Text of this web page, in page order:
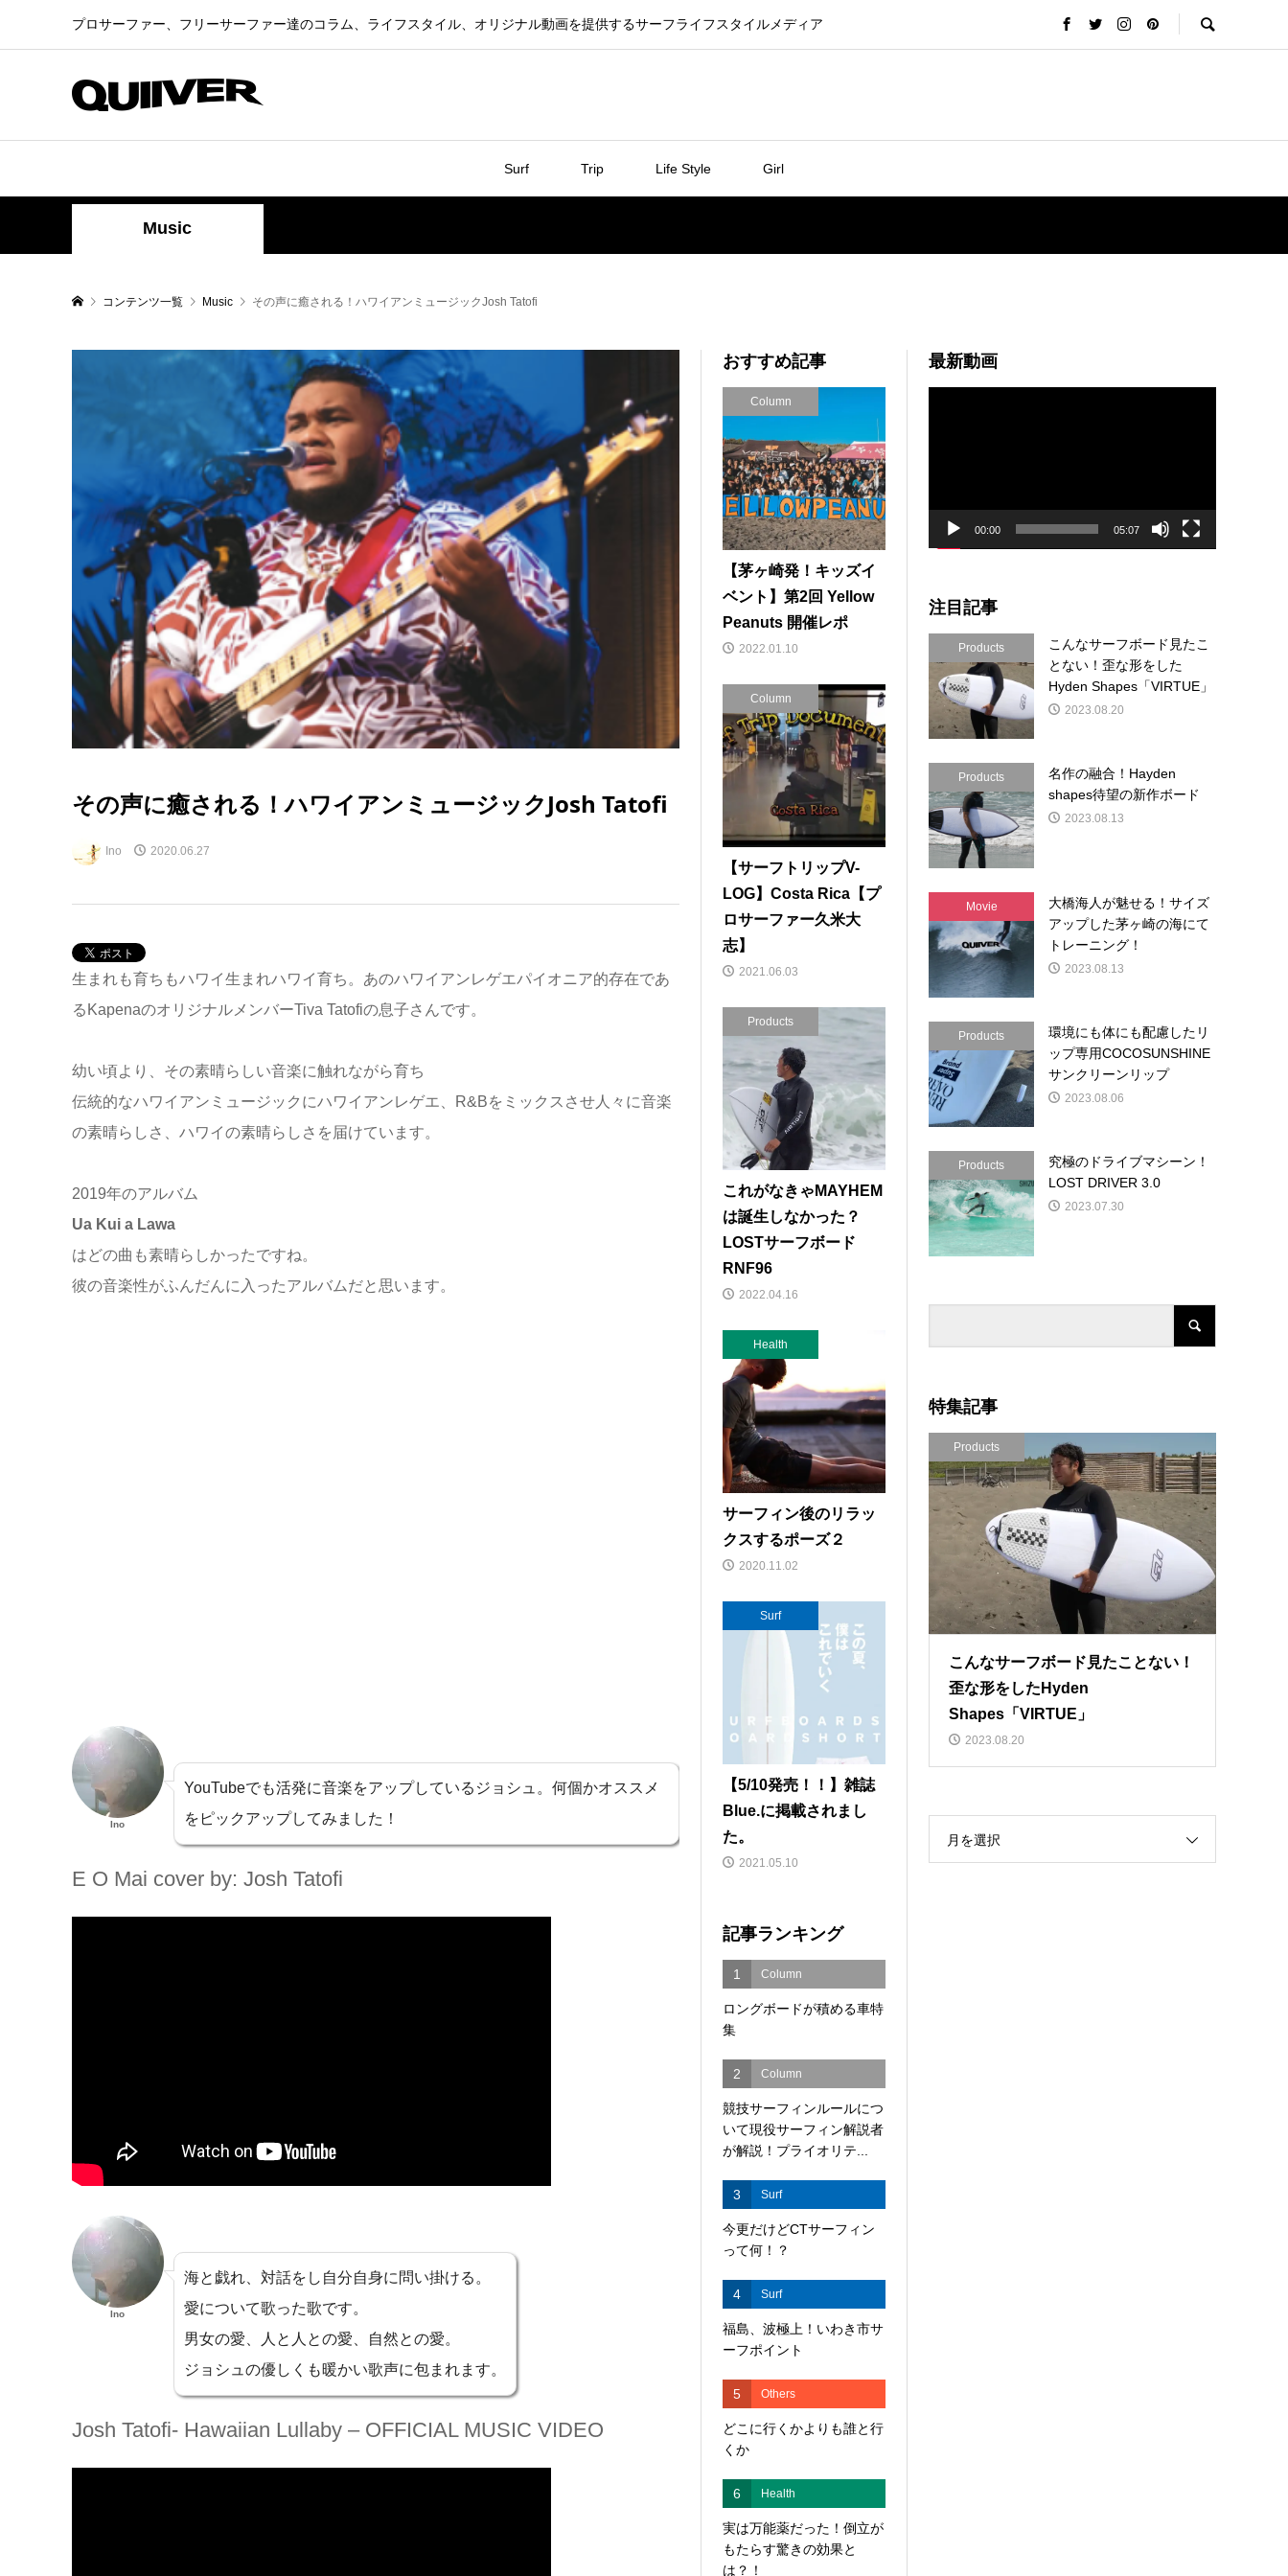
プロサーファー、フリーサーファー達のコラム、ライフスタイル、オリジナル動画を提供するサーフライフスタイルメディア
Surf Trip Life Style Girl
Music
コンテンツ一覧 Music その声に癒される！ハワイアンミュージックJosh Tatofi
その声に癒される！ハワイアンミュージックJosh Tatofi
Ino 2020.06.27
生まれも育ちもハワイ生まれハワイ育ち。あのハワイアンレゲエパイオニア的存在であ
るKapenaのオリジナルメンバーTiva Tatofiの息子さんです。
幼い頃より、その素晴らしい音楽に触れながら育ち
伝統的なハワイアンミュージックにハワイアンレゲエ、R&Bをミックスさせ人々に音楽
の素晴らしさ、ハワイの素晴らしさを届けています。
2019年のアルバム
Ua Kui a Lawa
はどの曲も素晴らしかったですね。
彼の音楽性がふんだんに入ったアルバムだと思います。
Ino
YouTubeでも活発に音楽をアップしているジョシュ。何個かオススメ
をピックアップしてみました！
E O Mai cover by: Josh Tatofi
Ino
海と戯れ、対話をし自分自身に問い掛ける。
愛について歌った歌です。
男女の愛、人と人との愛、自然との愛。
ジョシュの優しくも暖かい歌声に包まれます。
Josh Tatofi- Hawaiian Lullaby – OFFICIAL MUSIC VIDEO
おすすめ記事
Column
【茅ヶ崎発！キッズイ
ベント】第2回 Yellow
Peanuts 開催レポ
2022.01.10
Column
【サーフトリップV-
LOG】Costa Rica【プ
ロサーファー久米大
志】
2021.06.03
Products
これがなきゃMAYHEM
は誕生しなかった？
LOSTサーフボード
RNF96
2022.04.16
Health
サーフィン後のリラッ
クスするポーズ２
2020.11.02
Surf
【5/10発売！！】雑誌
Blue.に掲載されまし
た。
2021.05.10
記事ランキング
1 Column
ロングボードが積める車特
集
2 Column
競技サーフィンルールにつ
いて現役サーフィン解説者
が解説！プライオリテ...
3 Surf
今更だけどCTサーフィン
って何！？
4 Surf
福島、波極上！いわき市サ
ーフポイント
5 Others
どこに行くかよりも誰と行
くか
6 Health
実は万能薬だった！倒立が
もたらす驚きの効果と
は？！
最新動画
00:00 05:07
注目記事
Products
こんなサーフボード見たこ
とない！歪な形をした
Hyden Shapes「VIRTUE」
2023.08.20
Products
名作の融合！Hayden
shapes待望の新作ボード
2023.08.13
Movie
大橋海人が魅せる！サイズ
アップした茅ヶ崎の海にて
トレーニング！
2023.08.13
Products
環境にも体にも配慮したリ
ップ専用COCOSUNSHINE
サンクリーンリップ
2023.08.06
Products
究極のドライブマシーン！
LOST DRIVER 3.0
2023.07.30
特集記事
Products
こんなサーフボード見たことない！
歪な形をしたHyden
Shapes「VIRTUE」
2023.08.20
月を選択